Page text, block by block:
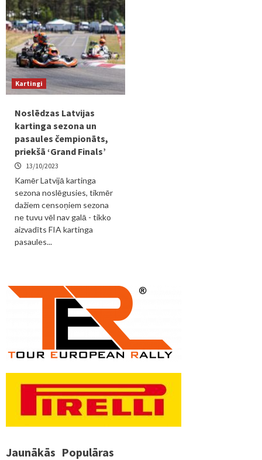
Kartingi
Noslēdzas Latvijas
kartinga sezona un
pasaules čempionāts,
priekšā ‘Grand Finals’
13/10/2023
Kamēr Latvijā kartinga
sezona noslēgusies, tikmēr
dažiem censoņiem sezona
ne tuvu vēl nav galā - tikko
aizvadīts FIA kartinga
pasaules...
Jaunākās Populāras